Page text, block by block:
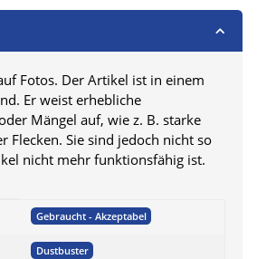
Fotos. Der Artikel ist in einem
Er weist erhebliche
Mängel auf, wie z. B. starke
Flecken. Sie sind jedoch nicht so
nicht mehr funktionsfähig ist.
Gebraucht - Akzeptabel
Dustbuster